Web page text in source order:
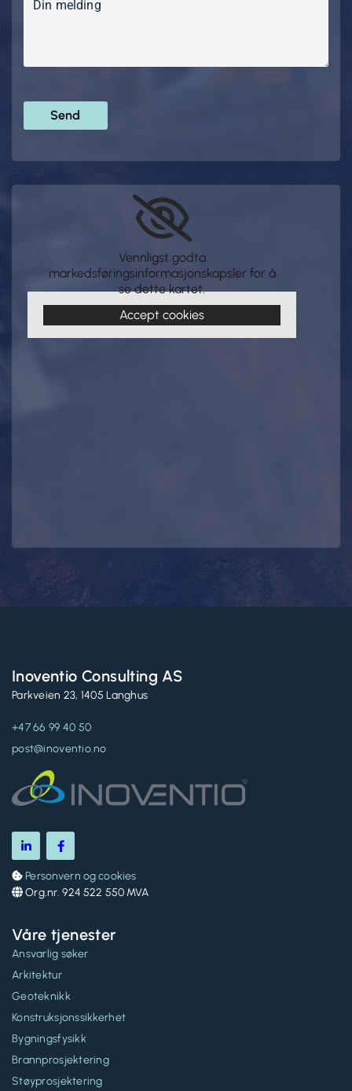
Vennligst godta
markedsføringsinformasjonskapsler for å
se dette kartet.
Accept cookies
Inoventio Consulting AS
Parkveien 23, 1405 Langhus
+47 66 99 40 50
post@inoventio.no
 Personvern og cookies
 Org.nr. 924 522 550 MVA
Våre tjenester
Ansvarlig søker
Arkitektur
Geoteknikk
Konstruksjonssikkerhet
Bygningsfysikk
Brannprosjektering
Støyprosjektering